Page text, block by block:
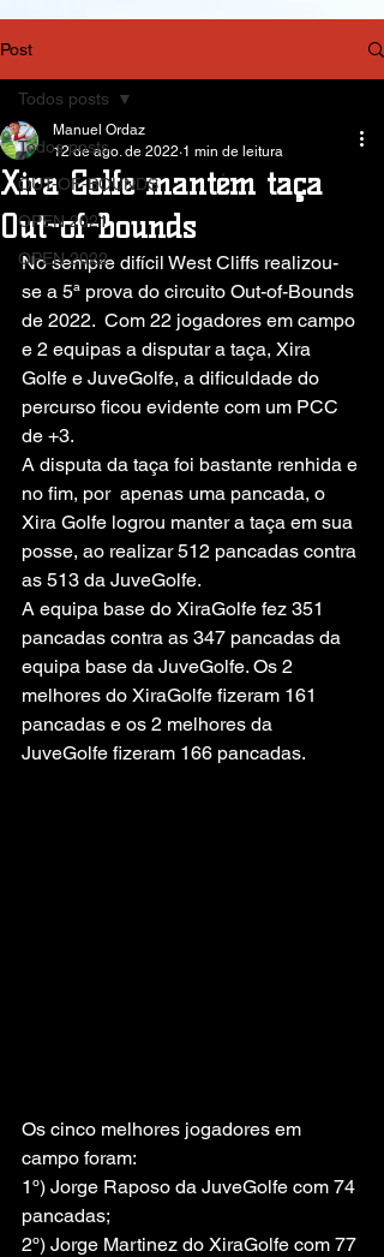
Post
Todos posts
OUT-OF-BOUNDS
OPEN 2021
OPEN 2022
Todos posts
Xira Golfe mantém taça
Out-of-Bounds
Manuel Ordaz
12 de ago. de 2022 1 min de leitura
No sempre difícil West Cliffs realizou-
se a 5ª prova do circuito Out-of-Bounds
de 2022.  Com 22 jogadores em campo
e 2 equipas a disputar a taça, Xira
Golfe e JuveGolfe, a dificuldade do
percurso ficou evidente com um PCC
de +3.
A disputa da taça foi bastante renhida e
no fim, por  apenas uma pancada, o
Xira Golfe logrou manter a taça em sua
posse, ao realizar 512 pancadas contra
as 513 da JuveGolfe.
A equipa base do XiraGolfe fez 351
pancadas contra as 347 pancadas da
equipa base da JuveGolfe. Os 2
melhores do XiraGolfe fizeram 161
pancadas e os 2 melhores da
JuveGolfe fizeram 166 pancadas.
Os cinco melhores jogadores em
campo foram:
1º) Jorge Raposo da JuveGolfe com 74
pancadas;
2º) Jorge Martinez do XiraGolfe com 77